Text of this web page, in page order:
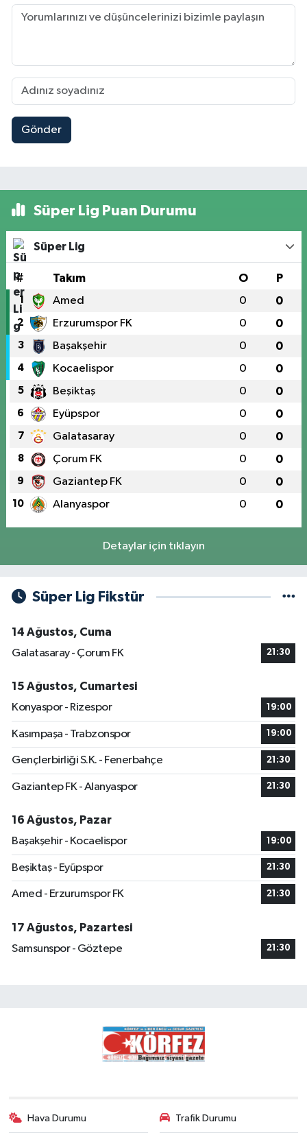
Gönder
Süper Lig Puan Durumu
Süper Lig
# Takım O P
1 Amed 0 0
2 Erzurumspor FK 0 0
3 Başakşehir 0 0
4 Kocaelispor 0 0
5 Beşiktaş 0 0
6 Eyüpspor 0 0
7 Galatasaray 0 0
8 Çorum FK 0 0
9 Gaziantep FK 0 0
10 Alanyaspor 0 0
Detaylar için tıklayın
Süper Lig Fikstür
14 Ağustos, Cuma
Galatasaray - Çorum FK
21:30
15 Ağustos, Cumartesi
Konyaspor - Rizespor
19:00
Kasımpaşa - Trabzonspor 19:00
Gençlerbirliği S.K. - Fenerbahçe 21:30
Gaziantep FK - Alanyaspor 21:30
16 Ağustos, Pazar
Başakşehir - Kocaelispor
19:00
Beşiktaş - Eyüpspor 21:30
Amed - Erzurumspor FK 21:30
17 Ağustos, Pazartesi
Samsunspor - Göztepe
21:30
Hava Durumu Trafik Durumu